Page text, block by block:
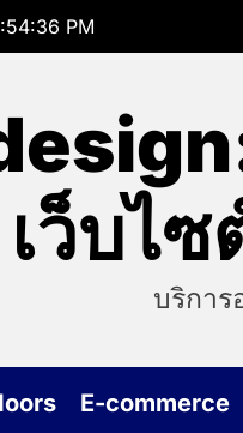
PM
เว็บไ
บริกา
E-commerce